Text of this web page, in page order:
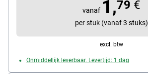
vanaf 1,79 €
per stuk (vanaf 3 stuks)
excl. btw
Onmiddellijk leverbaar. Levertijd: 1 dag